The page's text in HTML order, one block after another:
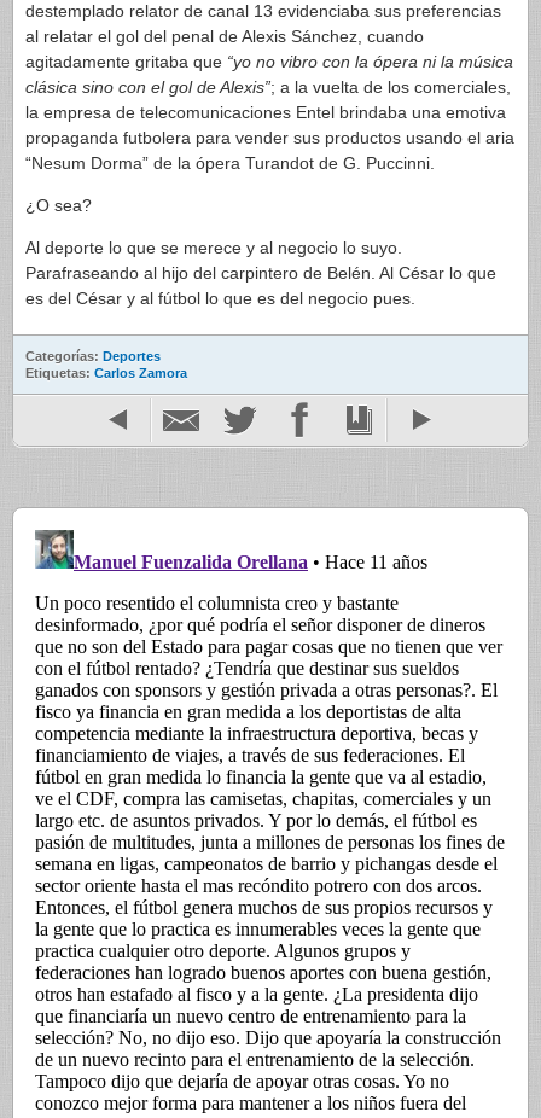
destemplado relator de canal 13 evidenciaba sus preferencias
al relatar el gol del penal de Alexis Sánchez, cuando
agitadamente gritaba que “yo no vibro con la ópera ni la música
clásica sino con el gol de Alexis”; a la vuelta de los comerciales,
la empresa de telecomunicaciones Entel brindaba una emotiva
propaganda futbolera para vender sus productos usando el aria
“Nesum Dorma” de la ópera Turandot de G. Puccinni.
¿O sea?
Al deporte lo que se merece y al negocio lo suyo.
Parafraseando al hijo del carpintero de Belén. Al César lo que
es del César y al fútbol lo que es del negocio pues.
Categorías: Deportes
Etiquetas: Carlos Zamora